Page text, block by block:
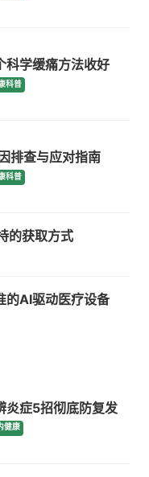
科学缓痛方法收好
科普
排查与应对指南
科普
的获取方式
AI驱动医疗设备
炎症5招彻底防复发
健康